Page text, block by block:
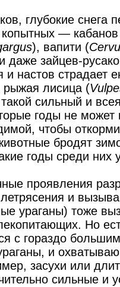
глубокие снега
копытных —
), вапити (
даже зайцев-
и настов страдает
рыжая лисица (
сильный и
годы не может
чтобы
бродят
годы среди
проявления
и
ураганы) тоже
Но
с гораздо
и
засухи или
сильные и